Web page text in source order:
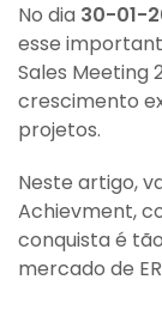
No dia 30-01-
esse
Sales Meeting
crescimento
projetos.
Neste artigo,
Achievment,
conquista é
mercado de